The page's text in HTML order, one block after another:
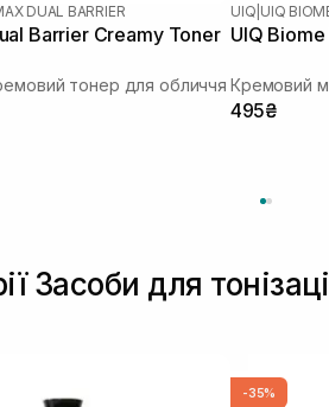
DUAL BARRIER
Barrier Creamy Toner
тонер для обличчя
UIQ UIQ
UIQ
Кремовий
495₴
Засоби для
-35%